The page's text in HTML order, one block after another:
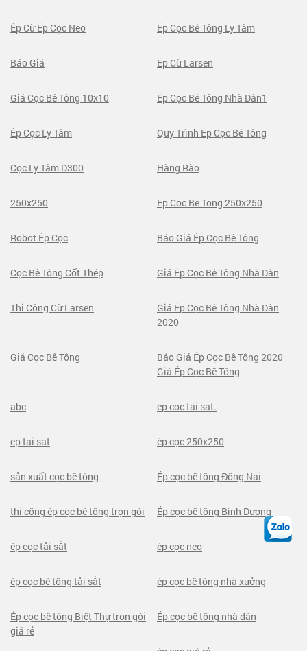
Ép Cừ Ép Cọc Neo Ép Cọc Bê Tông Ly Tâm
Báo Giá Ép Cừ Larsen
Giá Cọc Bê Tông 10x10 Ép Cọc Bê Tông Nhà Dân1
Ép Cọc Ly Tâm Quy Trình Ép Cọc Bê Tông
Cọc Ly Tâm D300 Hàng Rào
250x250 Ep Coc Be Tong 250x250
Robot Ép Cọc Báo Giá Ép Cọc Bê Tông
Cọc Bê Tông Cốt Thép Giá Ép Cọc Bê Tông Nhà Dân
Thi Công Cừ Larsen
Giá Ép Cọc Bê Tông Nhà Dân
2020
Giá Cọc Bê Tông
Báo Giá Ép Cọc Bê Tông 2020
Giá Ép Cọc Bê Tông
abc ep coc tai sat.
ep tai sat ép cọc 250x250
sản xuất cọc bê tông Ép cọc bê tông Đông Nai
thi công ép cọc bê tông trọn gói Ép cọc bê tông Bình Dương
ép cọc tải sắt ép cọc neo
ép cọc bê tông tải sắt ép cọc bê tông nhà xưởng
Ép cọc bê tông Biệt Thự trọn gói
giá rẻ
Ép cọc bê tông nhà dân